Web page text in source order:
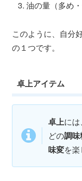
油の量（多め
このように、自分
の１つです。
卓上アイテム
卓上には、
どの調味
味変を